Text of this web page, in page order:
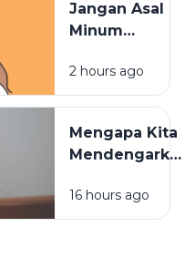
Maksimal
Jangan Asal
Minum
Waktu
Konsumsinya
Berpengaruh
2 hours ago
Mengapa Kita
Saat Hati
Sedang
16 hours ago